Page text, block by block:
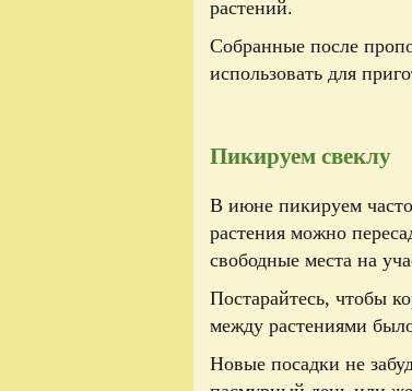
растений.
Собранные после
использовать для
Пикируем свеклу
В июне пикируем
растения можно
свободные места на
Постарайтесь, чтобы
между растениями
Новые посадки не